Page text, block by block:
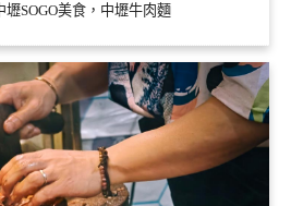
SOGO美食，中壢牛肉麵